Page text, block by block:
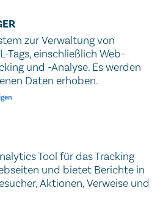
zur Verwaltung von
Tags, einschließlich Web-
und -Analyse. Es werden
Daten erhoben.
Tool für das Tracking
und bietet Berichte in
Aktionen, Verweise und